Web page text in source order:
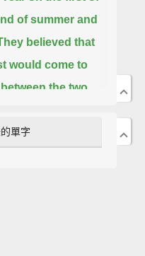
of summer and
believed that
would come to
the two
在現今的愛爾蘭。
單字